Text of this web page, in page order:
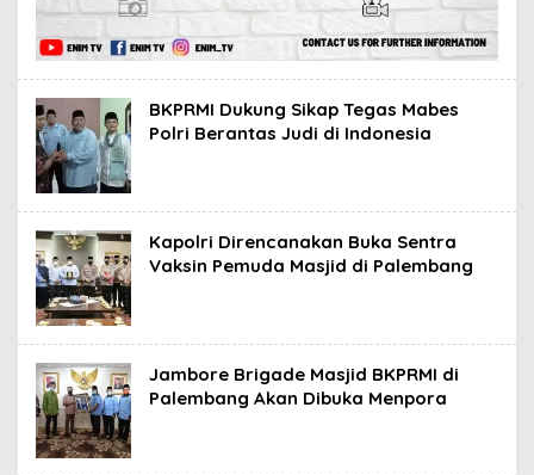
BKPRMI Dukung Sikap Tegas Mabes
Polri Berantas Judi di Indonesia
Kapolri Direncanakan Buka Sentra
Vaksin Pemuda Masjid di Palembang
Jambore Brigade Masjid BKPRMI di
Palembang Akan Dibuka Menpora